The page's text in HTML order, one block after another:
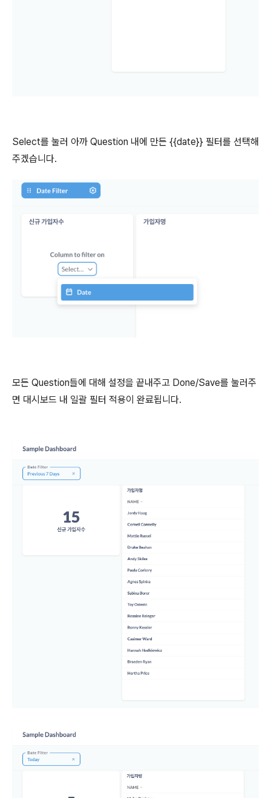
Select를 눌러 아까 Question 내에 만든 {{date}} 필터를 선택해
주겠습니다.
모든 Question들에 대해 설정을 끝내주고 Done/Save를 눌러주
면 대시보드 내 일괄 필터 적용이 완료됩니다.